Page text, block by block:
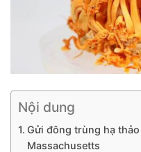
Nội dung
Gửi đông trùng hạ
Massachusetts